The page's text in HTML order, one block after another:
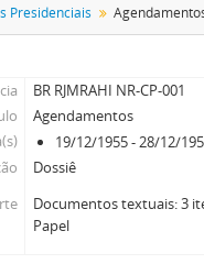
Presidenciais
BR RJMRAHI NR-CP-001
Agendamentos
19/12/1955 - 28/12/
Dossiê
Documentos textuais: 3
Papel